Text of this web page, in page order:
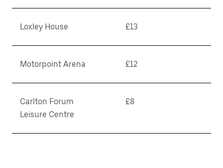
Loxley House £13
Motorpoint Arena £12
Carlton Forum
Leisure Centre
£8